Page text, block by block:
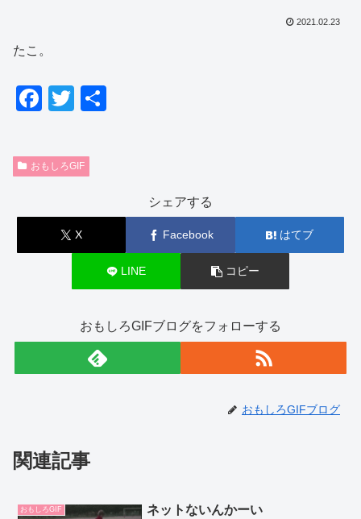
2021.02.23
たこ。
F
c
e
o
o
T
tt
er
おもしろGIF
シェアする
X Facebook はてブ
LINE コピー
おもしろGIFブログをフォローする
おもしろGIFブログ
関連記事
おもしろGIF ネットないんかーい